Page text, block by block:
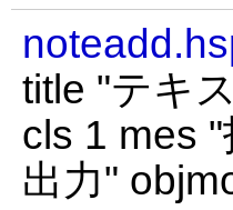
title "テキ
cls 1 mes
出力"